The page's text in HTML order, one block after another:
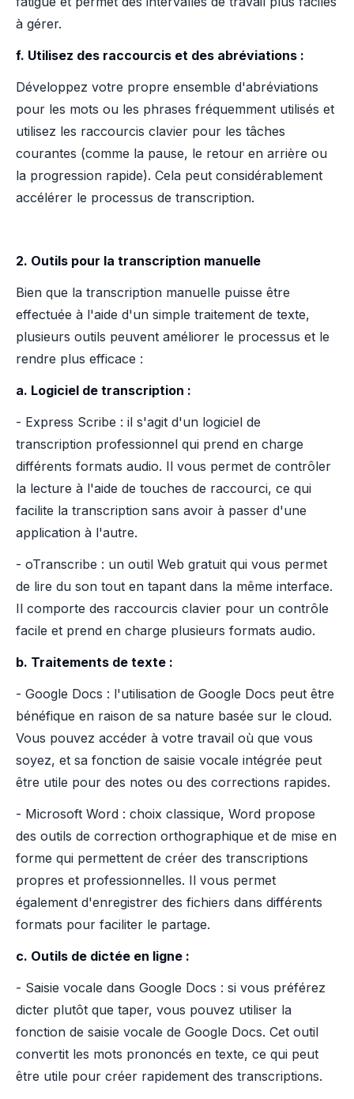
à gérer.
f. Utilisez des raccourcis et des abréviations :
Développez votre propre ensemble d'abréviations
pour les mots ou les phrases fréquemment utilisés et
utilisez les raccourcis clavier pour les tâches
courantes (comme la pause, le retour en arrière ou
la progression rapide). Cela peut considérablement
accélérer le processus de transcription.
2. Outils pour la transcription manuelle
Bien que la transcription manuelle puisse être
effectuée à l'aide d'un simple traitement de texte,
plusieurs outils peuvent améliorer le processus et le
rendre plus efficace :
a. Logiciel de transcription :
- Express Scribe : il s'agit d'un logiciel de
transcription professionnel qui prend en charge
différents formats audio. Il vous permet de contrôler
la lecture à l'aide de touches de raccourci, ce qui
facilite la transcription sans avoir à passer d'une
application à l'autre.
- oTranscribe : un outil Web gratuit qui vous permet
de lire du son tout en tapant dans la même interface.
Il comporte des raccourcis clavier pour un contrôle
facile et prend en charge plusieurs formats audio.
b. Traitements de texte :
- Google Docs : l'utilisation de Google Docs peut être
bénéfique en raison de sa nature basée sur le cloud.
Vous pouvez accéder à votre travail où que vous
soyez, et sa fonction de saisie vocale intégrée peut
être utile pour des notes ou des corrections rapides.
- Microsoft Word : choix classique, Word propose
des outils de correction orthographique et de mise en
forme qui permettent de créer des transcriptions
propres et professionnelles. Il vous permet
également d'enregistrer des fichiers dans différents
formats pour faciliter le partage.
c. Outils de dictée en ligne :
- Saisie vocale dans Google Docs : si vous préférez
dicter plutôt que taper, vous pouvez utiliser la
fonction de saisie vocale de Google Docs. Cet outil
convertit les mots prononcés en texte, ce qui peut
être utile pour créer rapidement des transcriptions.